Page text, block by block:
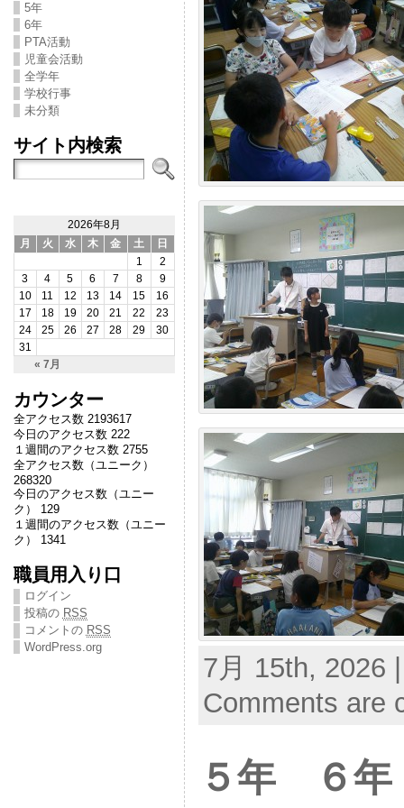
5年
6年
PTA活動
児童会活動
全学年
学校行事
未分類
サイト内検索
2026年8月
月
火 水 木 金 土 日
« 7月
1
2
3
4 5 6 7 8
9
10
11 12 13 14 15
16
17
18 19 20 21 22
23
24
25 26 27 28 29
30
31
カウンター
全アクセス数 2193617
今日のアクセス数 222
１週間のアクセス数 2755
全アクセス数（ユニーク）
268320
今日のアクセス数（ユニー
ク） 129
１週間のアクセス数（ユニー
ク） 1341
職員用入り口
ログイン
投稿の RSS
コメントの RSS
WordPress.org
7月 15th, 2026
Comments are
５年 ６